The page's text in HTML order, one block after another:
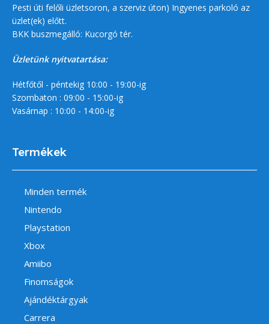
Pesti úti felőli üzletsoron, a szerviz úton) Ingyenes parkoló az
üzlet(ek) előtt.
BKK buszmegálló: Kucorgó tér.
Üzletünk nyitvatartása:
Hétfőtől - péntekig 10:00 - 19:00-ig
Szombaton : 09:00 - 15:00-ig
Vasárnap : 10:00 - 14:00-ig
Termékek
Minden termék
Nintendo
Playstation
Xbox
Amiibo
Finomságok
Ajándéktárgyak
Carrera